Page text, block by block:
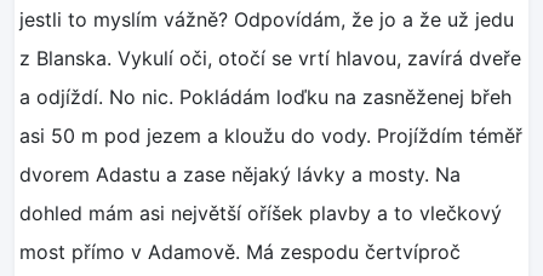
jestli to myslím vážně? Odpovídám, že jo a že už jedu
z Blanska. Vykulí oči, otočí se vrtí hlavou, zavírá dveře
a odjíždí. No nic. Pokládám loďku na zasněženej břeh
asi 50 m pod jezem a kloužu do vody. Projíždím téměř
dvorem Adastu a zase nějaký lávky a mosty. Na
dohled mám asi největší oříšek plavby a to vlečkový
most přímo v Adamově. Má zespodu čertvíproč